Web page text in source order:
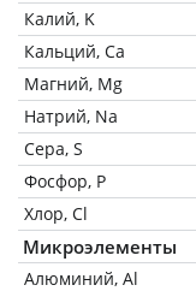
Калий, K
Кальций, Ca
Магний, Mg
Натрий, Na
Сера, S
Фосфор, P
Хлор, Cl
Микроэлементы
Алюминий, Al